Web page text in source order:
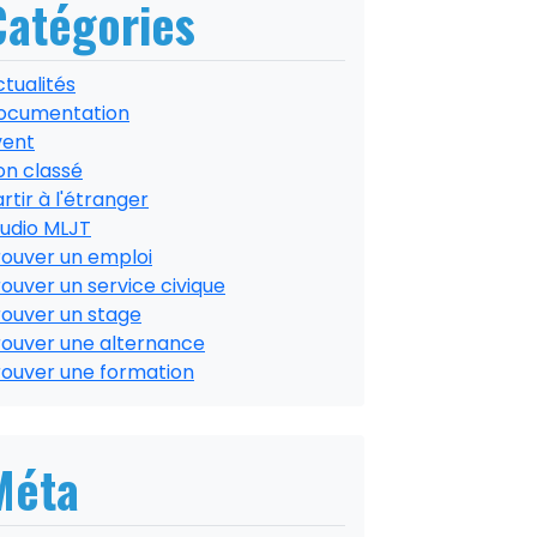
classé
à l'étranger
MLJT
un emploi
un service civique
un stage
une alternance
une formation